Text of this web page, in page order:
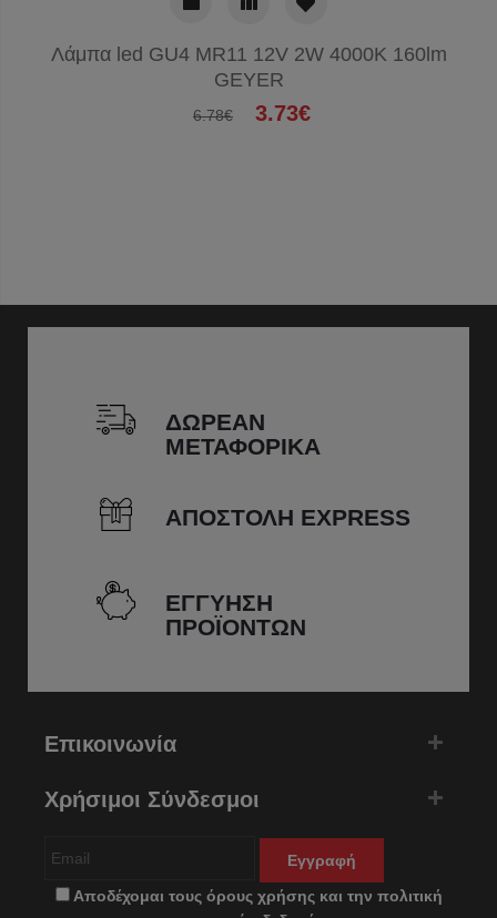
Λάμπα led GU4 MR11 12V 2W 4000K 160lm
GEYER
6.78€ 3.73€
ΔΩΡΕΑΝ
ΜΕΤΑΦΟΡΙΚΑ
ΑΠΟΣΤΟΛΗ EXPRESS
ΕΓΓΥΗΣΗ
ΠΡΟΪΟΝΤΩΝ
Επικοινωνία
Χρήσιμοι Σύνδεσμοι
Εγγραφή
Αποδέχομαι τους όρους χρήσης και την πολιτική